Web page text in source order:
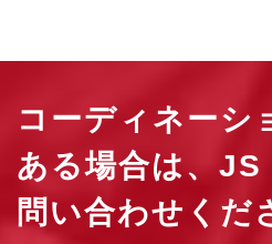
コーディネーシ
ある場合は、
問い合わせくだ